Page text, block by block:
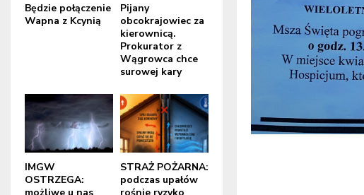
Będzie połączenie
Wapna z Kcynią
Pijany
obcokrajowiec za
kierownicą.
Prokurator z
Wągrowca chce
surowej kary
IMGW
OSTRZEGA:
STRAŻ POŻARNA:
podczas upałów